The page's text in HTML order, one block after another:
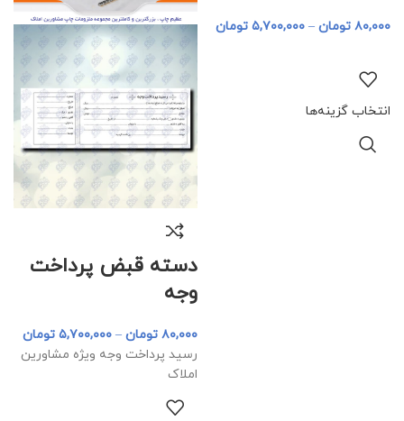
۸۰,۰۰۰ تومان – ۵,۷۰۰,۰۰۰ تومان
انتخاب گزینه‌ها
دسته قبض پرداخت
وجه
۸۰,۰۰۰ تومان – ۵,۷۰۰,۰۰۰ تومان
رسید پرداخت وجه ویژه مشاورین
املاک